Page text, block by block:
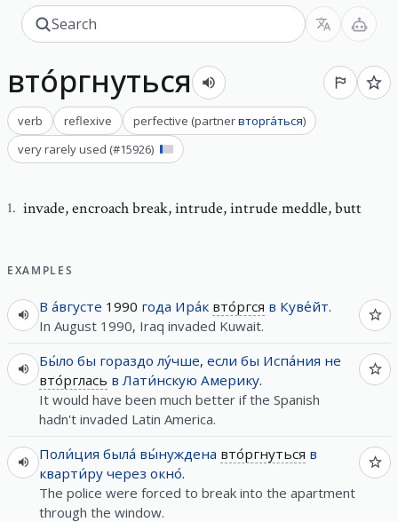
вто́ргнуться
verb reflexive perfective (partnerвторга́ться)
very rarely used (#15926)
1. invade,encroach break, intrude, intrude meddle, butt
EXAMPLES
В а́вгусте 1990 года Ира́к вто́ргся в Куве́йт.
In August 1990, Iraq invaded Kuwait.
Бы́ло бы гораздо лу́чше, если бы Испа́ния не
вто́рглась в Лати́нскую Америку.
It would have been much better if the Spanish
hadn't invaded Latin America.
Поли́ция была́ вы́нуждена вто́ргнуться в
кварти́ру через окно́.
The police were forced to break into the apartment
through the window.